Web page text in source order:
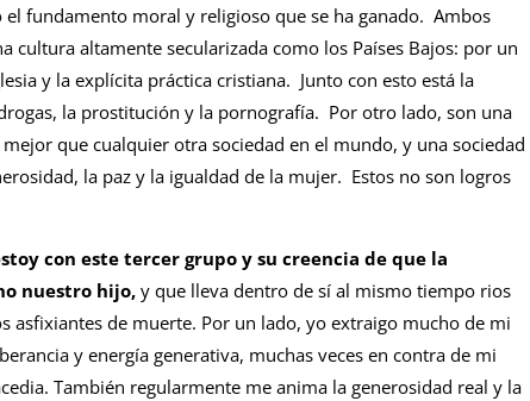
fundamento moral y religioso que se ha ganado. Ambos
cultura altamente secularizada como los Países Bajos: por un
y la explícita práctica cristiana. Junto con esto está la
la prostitución y la pornografía. Por otro lado, son una
que cualquier otra sociedad en el mundo, y una sociedad
la paz y la igualdad de la mujer. Estos no son logros
con este tercer grupo y su creencia de que la
nuestro hijo,y que lleva dentro de sí al mismo tiempo rios
asfixiantes de muerte. Por un lado, yo extraigo mucho de mi
y energía generativa, muchas veces en contra de mi
También regularmente me anima la generosidad real y la